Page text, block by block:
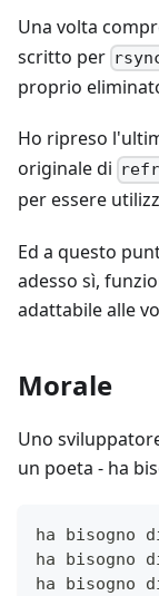
Una volta
scritto per
proprio
Ho ripreso
originale di
per essere
Ed a questo
adesso sì,
adattabile alle
Morale
Uno
un poeta - ha
ha bisogno
ha bisogno
ha